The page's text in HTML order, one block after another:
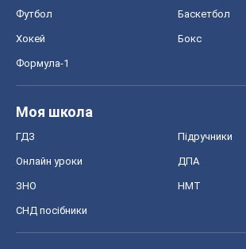
Футбол Баскетбол
Хокей Бокс
Формула-1
Моя школа
ГДЗ Підручники
Онлайн уроки ДПА
ЗНО НМТ
СНД посібники